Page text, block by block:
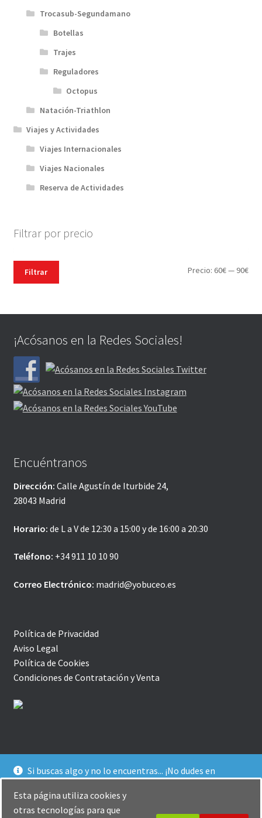
Trocasub-Segundamano
Botellas
Trajes
Reguladores
Octopus
Natación-Triathlon
Viajes y Actividades
Viajes Internacionales
Viajes Nacionales
Reserva de Actividades
Filtrar por precio
Filtrar Precio: 60€— 90€
¡Acósanos en la Redes Sociales!
Encuéntranos
Dirección: Calle Agustín de Iturbide 24,
28043 Madrid
Horario: de L a V de 12:30 a 15:00 y de 16:00 a 20:30
Teléfono: +34 911 10 10 90
Correo Electrónico: madrid@yobuceo.es
Política de Privacidad
Aviso Legal
Política de Cookies
Condiciones de Contratación y Venta
© YoBuceo | Tienda Online 2026
Política de Privacidad
Creado con Storefront y
WooCommerce.
Si buscas algo y no lo encuentras... ¡No dudes en
personalizado :-)
Descartar
Esta página utiliza cookies y
otras tecnologías para que